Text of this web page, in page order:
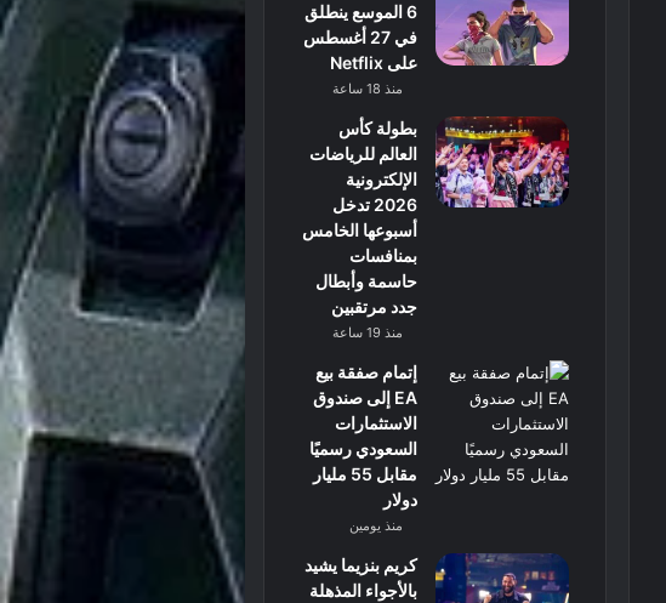
6 الموسع ينطلق
في 27 أغسطس
على Netflix
منذ 18 ساعة
بطولة كأس
العالم للرياضات
الإلكترونية
2026 تدخل
أسبوعها الخامس
بمنافسات
حاسمة وأبطال
جدد مرتقبين
منذ 19 ساعة
إتمام صفقة بيع
EA إلى صندوق
الاستثمارات
السعودي رسميًا
مقابل 55 مليار
دولار
منذ يومين
كريم بنزيما يشيد
بالأجواء المذهلة